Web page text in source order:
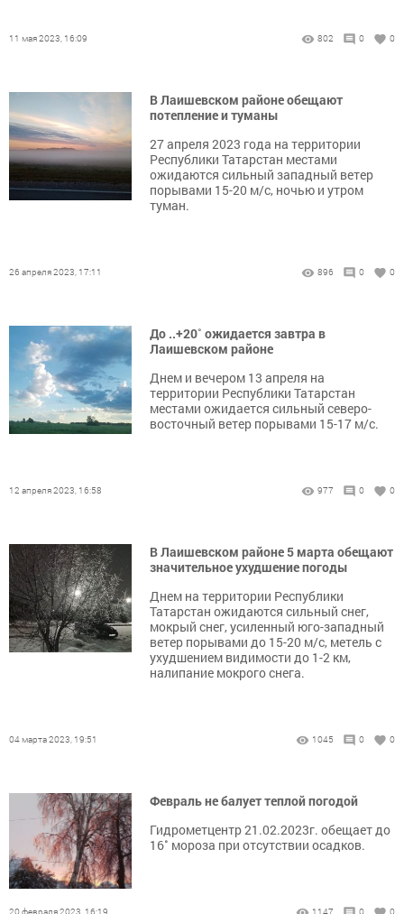
11 мая 2023, 16:09 802 0 0
В Лаишевском районе обещают
потепление и туманы
27 апреля 2023 года на территории
Республики Татарстан местами
ожидаются сильный западный ветер
порывами 15-20 м/с, ночью и утром
туман.
26 апреля 2023, 17:11 896 0 0
До ..+20˚ ожидается завтра в
Лаишевском районе
Днем и вечером 13 апреля на
территории Республики Татарстан
местами ожидается сильный северо-
восточный ветер порывами 15-17 м/с.
12 апреля 2023, 16:58 977 0 0
В Лаишевском районе 5 марта обещают
значительное ухудшение погоды
Днем на территории Республики
Татарстан ожидаются сильный снег,
мокрый снег, усиленный юго-западный
ветер порывами до 15-20 м/с, метель с
ухудшением видимости до 1-2 км,
налипание мокрого снега.
04 марта 2023, 19:51 1045 0 0
Февраль не балует теплой погодой
Гидрометцентр 21.02.2023г. обещает до
16˚ мороза при отсутствии осадков.